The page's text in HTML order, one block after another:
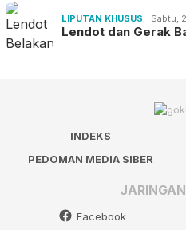
LIPUTAN KHUSUS Sabtu,
Lendot dan Gerak
INDEKS
PEDOMAN MEDIA SIBER
Facebook